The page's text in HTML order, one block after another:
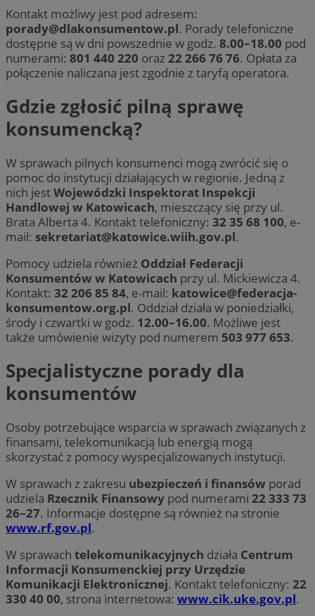
Kontakt możliwy jest pod adresem:
porady@dlakonsumentow.pl. Porady telefoniczne
dostępne są w dni powszednie w godz. 8.00–18.00 pod
numerami: 801 440 220 oraz22 266 76 76. Opłata za
połączenie naliczana jest zgodnie z taryfą operatora.
Gdzie zgłosić pilną sprawę
konsumencką?
W sprawach pilnych konsumenci mogą zwrócić się o
pomoc do instytucji działających w regionie. Jedną z
nich jestWojewódzki Inspektorat Inspekcji
Handlowej w Katowicach, mieszczący się przy ul.
Brata Alberta 4. Kontakt telefoniczny: 32 35 68 100, e-
mail: sekretariat@katowice.wiih.gov.pl.
Pomocy udziela również Oddział Federacji
Konsumentów w Katowicach przy ul. Mickiewicza 4.
Kontakt: 32 206 85 84, e-mail: katowice@federacja-
konsumentow.org.pl. Oddział działa w poniedziałki,
środy i czwartki w godz. 12.00–16.00. Możliwe jest
także umówienie wizyty pod numerem 503 977 653.
Specjalistyczne porady dla
konsumentów
Osoby potrzebujące wsparcia w sprawach związanych z
finansami, telekomunikacją lub energią mogą
skorzystać z pomocy wyspecjalizowanych instytucji.
W sprawach z zakresu ubezpieczeń i finansów porad
udziela Rzecznik Finansowy pod numerami 22 333 73
26–27. Informacje dostępne są również na stronie
www.rf.gov.pl.
W sprawach telekomunikacyjnych działa Centrum
Informacji Konsumenckiej przy Urzędzie
Komunikacji Elektronicznej. Kontakt telefoniczny: 22
330 40 00, strona internetowa: www.cik.uke.gov.pl.